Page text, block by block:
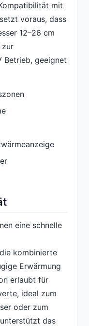
mit
voraus, dass
12–26 cm
zur
Betrieb, geeignet
eine schnelle
kombinierte
Erwärmung
erlaubt für
ideal zum
oder zum
das